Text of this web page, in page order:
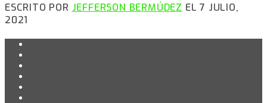
ESCRITO POR JEFFERSON BERMÚDEZ EL 7 JULIO,
2021